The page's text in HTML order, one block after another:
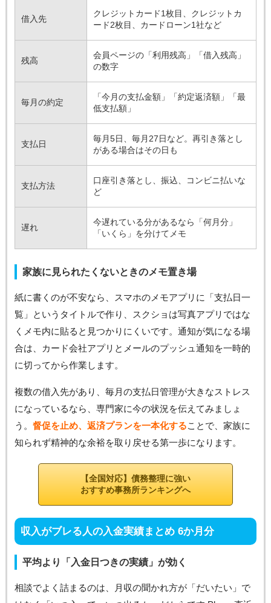
借入先
クレジットカード1枚目、クレジットカ
ード2枚目、カードローン1社など
残高
会員ページの「利用残高」「借入残高」
の数字
毎月の約定
「今月の支払金額」「約定返済額」「最
低支払額」
支払日
毎月5日、毎月27日など。再引き落とし
がある場合はその日も
支払方法
口座引き落とし、振込、コンビニ払いな
ど
遅れ
今遅れている分があるなら「何月分」
「いくら」を分けてメモ
家族に見られたくないときのメモ置き場
紙に書くのが不安なら、スマホのメモアプリに「支払日一
覧」というタイトルで作り、スクショは写真アプリではな
くメモ内に貼ると見つかりにくいです。通知が気になる場
合は、カード会社アプリとメールのプッシュ通知を一時的
に切ってから作業します。
複数の借入先があり、毎月の支払日管理が大きなストレス
になっているなら、専門家に今の状況を伝えてみましょ
う。 督促を止め、返済プランを一本化することで、家族に
知られず精神的な余裕を取り戻せる第一歩になります。
【全国対応】債務整理に強い
おすすめ事務所ランキングへ
収入がブレる人の入金実績まとめ 6か月分
平均より「入金日つきの実績」が効く
相談でよく詰まるのは、月収の聞かれ方が「だいたい」で